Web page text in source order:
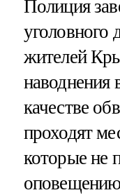
Полиция
уголовного
жителей
наводнения
качестве
проходят
которые не
оповещению